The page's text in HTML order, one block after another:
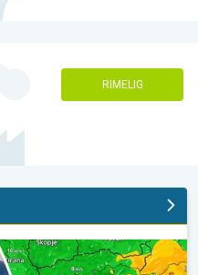
RIMELIG
Hed varme og